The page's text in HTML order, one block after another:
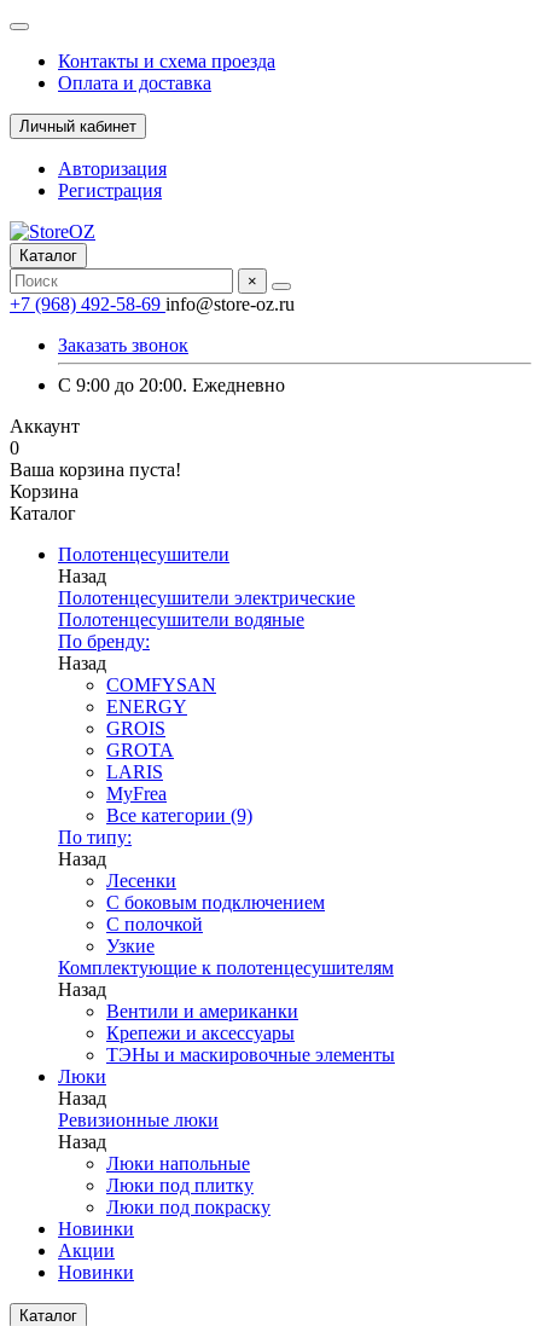
Контакты и схема проезда
Оплата и доставка
Личный кабинет
Авторизация
Регистрация
Каталог
×
+7 (968) 492-58-69 info@store-oz.ru
Заказать звонок
C 9:00 до 20:00. Ежедневно
Аккаунт
0
Ваша корзина пуста!
Корзина
Каталог
Полотенцесушители
Назад
Полотенцесушители электрические
Полотенцесушители водяные
По бренду:
Назад
COMFYSAN
ENERGY
GROIS
GROTA
LARIS
MyFrea
Все категории (9)
По типу:
Назад
Лесенки
С боковым подключением
С полочкой
Узкие
Комплектующие к полотенцесушителям
Назад
Вентили и американки
Крепежи и аксессуары
ТЭНы и маскировочные элементы
Люки
Назад
Ревизионные люки
Назад
Люки напольные
Люки под плитку
Люки под покраску
Новинки
Акции
Новинки
Каталог